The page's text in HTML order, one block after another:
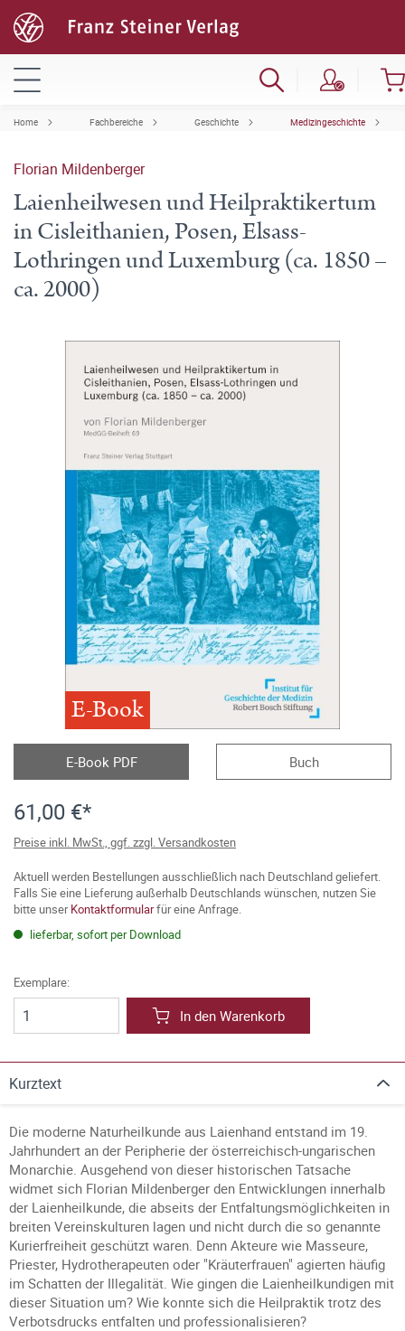
Home Fachbereiche Geschichte Medizingeschichte
Florian Mildenberger
Laienheilwesen und Heilpraktikertum
in Cisleithanien, Posen, Elsass-
Lothringen und Luxemburg (ca. 1850 –
ca. 2000)
E-Book
E-Book PDF Buch
61,00 €*
Preise inkl. MwSt., ggf. zzgl. Versandkosten
Aktuell werden Bestellungen ausschließlich nach Deutschland geliefert.
Falls Sie eine Lieferung außerhalb Deutschlands wünschen, nutzen Sie
bitte unserKontaktformularfür eine Anfrage.
lieferbar, sofort per Download
Exemplare:
In den Warenkorb
Kurztext
Die moderne Naturheilkunde aus Laienhand entstand im 19.
Jahrhundert an der Peripherie der österreichisch-ungarischen
Monarchie. Ausgehend von dieser historischen Tatsache
widmet sich Florian Mildenberger den Entwicklungen innerhalb
der Laienheilkunde, die abseits der Entfaltungsmöglichkeiten in
breiten Vereinskulturen lagen und nicht durch die so genannte
Kurierfreiheit geschützt waren. Denn Akteure wie Masseure,
Priester, Hydrotherapeuten oder "Kräuterfrauen" agierten häufig
im Schatten der Illegalität. Wie gingen die Laienheilkundigen mit
dieser Situation um? Wie konnte sich die Heilpraktik trotz des
Verbotsdrucks entfalten und professionalisieren?